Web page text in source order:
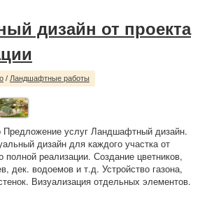
дизайн от проекта
/ Ландшафтные работы
Предложение услуг Ландшафтный дизайн.
дизайн для каждого участка от
полной реализации. Создание цветников,
дек. водоемов и т.д. Устройство газона,
Визуализация отдельных элементов.